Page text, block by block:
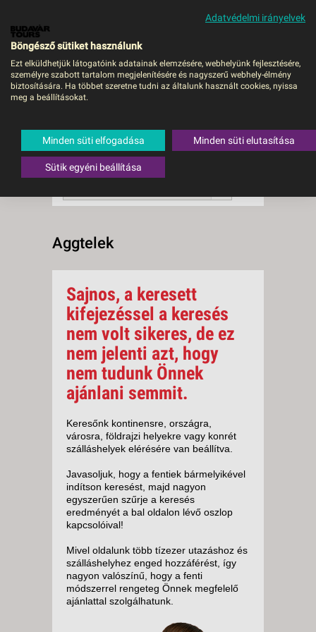
MENÜ
Aggtelek
megfelelő utazásttaláltunk.
A keresővel tovább szűkítheti a
találati listát!
RENDEZÉS:
Aggtelek
Sajnos, a keresett
kifejezéssel a keresés
nem volt sikeres, de ez
nem jelenti azt, hogy
nem tudunk Önnek
ajánlani semmit.
Keresőnk kontinensre, országra,
városra, földrajzi helyekre vagy konrét
szálláshelyek elérésére van beállítva.
Javasoljuk, hogy a fentiek bármelyikével
indítson keresést, majd nagyon
egyszerűen szűrje a keresés
eredményét a bal oldalon lévő oszlop
kapcsolóival!
Mivel oldalunk több tízezer utazáshoz és
szálláshelyhez enged hozzáférést, így
nagyon valószínű, hogy a fenti
módszerrel rengeteg Önnek megfelelő
ajánlattal szolgálhatunk.
Adatvédelmi irányelvek
Böngésző sütiket használunk
Ezt elküldhetjük látogatóink adatainak elemzésére, webhelyünk fejlesztésére,
személyre szabott tartalom megjelenítésére és nagyszerű webhely-élmény
biztosítására. Ha többet szeretne tudni az általunk használt cookies, nyissa
meg a beállításokat.
Minden süti elfogadása Minden süti elutasítása
Sütik egyéni beállítása